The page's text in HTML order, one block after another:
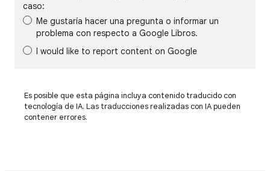
caso:
Me gustaría hacer una pregunta o informar un
problema con respecto a Google Libros.
I would like to report content on Google
Es posible que esta página incluya contenido traducido con
tecnología de IA. Las traducciones realizadas con IA pueden
contener errores.